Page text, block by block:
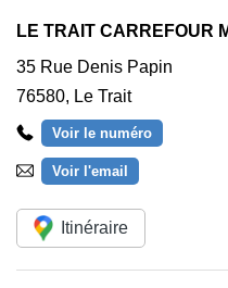
LE TRAIT CARREFOUR
35 Rue Denis Papin
76580, Le Trait
Voir le numéro
Voir l'email
Itinéraire